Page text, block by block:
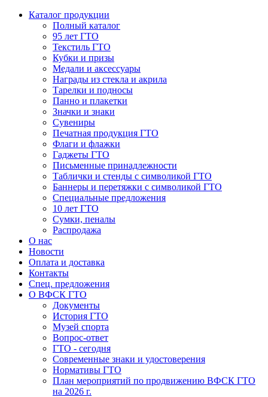
Каталог продукции
Полный каталог
95 лет ГТО
Текстиль ГТО
Кубки и призы
Медали и аксессуары
Награды из стекла и акрила
Тарелки и подносы
Панно и плакетки
Значки и знаки
Сувениры
Печатная продукция ГТО
Флаги и флажки
Гаджеты ГТО
Письменные принадлежности
Таблички и стенды с символикой ГТО
Баннеры и перетяжки с символикой ГТО
Специальные предложения
10 лет ГТО
Сумки, пеналы
Распродажа
О нас
Новости
Оплата и доставка
Контакты
Спец. предложения
О ВФСК ГТО
Документы
История ГТО
Музей спорта
Вопрос-ответ
ГТО - сегодня
Современные знаки и удостоверения
Нормативы ГТО
План мероприятий по продвижению ВФСК ГТО
на 2026 г.